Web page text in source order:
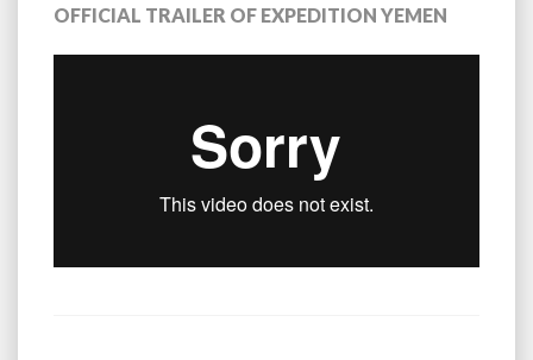
OFFICIAL TRAILER OF EXPEDITION YEMEN